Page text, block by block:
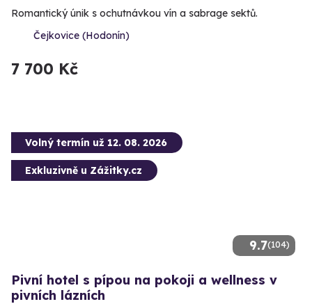
Romantický únik s ochutnávkou vín a sabrage sektů.
Čejkovice (Hodonín)
7 700 Kč
9.7(104)
Volný termín už 12. 08. 2026
Exkluzivně u Zážitky.cz
Pivní hotel s pípou na pokoji a wellness v
pivních lázních